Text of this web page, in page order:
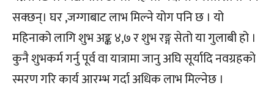
सक्छन्। घर ,जग्गाबाट लाभ मिल्ने योग पनि छ । यो
महिनाको लागि शुभ अङ्क ४,७ र शुभ रङ्ग सेतो या गुलाबी हो ।
कुनै शुभकर्म गर्नु पूर्व वा यात्रामा जानु अघि सूर्यादि नवग्रहको
स्मरण गरि कार्य आरम्भ गर्दा अधिक लाभ मिल्नेछ ।